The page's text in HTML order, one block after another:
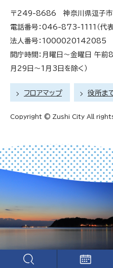
〒249-8686 神奈川県逗子
電話番号：046-873-1111（代表
法人番号：1000020142085
開庁時間：月曜日～金曜日 午前
月29日～1月3日を除く）
フロアマップ 役所ま
Copyright © Zushi City All